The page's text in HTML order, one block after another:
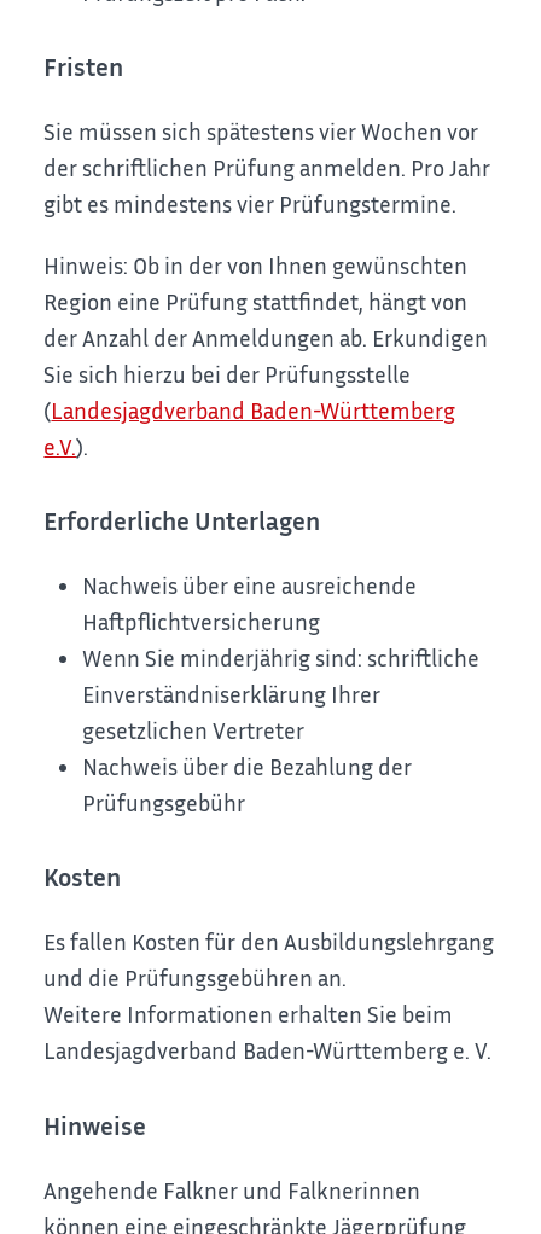
Fristen
Sie müssen sich spätestens vier Wochen vor
der schriftlichen Prüfung anmelden. Pro Jahr
gibt es mindestens vier Prüfungstermine.
Hinweis: Ob in der von Ihnen gewünschten
Region eine Prüfung stattfindet, hängt von
der Anzahl der Anmeldungen ab. Erkundigen
Sie sich hierzu bei der Prüfungsstelle
(Landesjagdverband Baden-Württemberg
e.V.).
Erforderliche Unterlagen
Nachweis über eine ausreichende
Haftpflichtversicherung
Wenn Sie minderjährig sind: schriftliche
Einverständniserklärung Ihrer
gesetzlichen Vertreter
Nachweis über die Bezahlung der
Prüfungsgebühr
Kosten
Es fallen Kosten für den Ausbildungslehrgang
und die Prüfungsgebühren an.
Weitere Informationen erhalten Sie beim
Landesjagdverband Baden-Württemberg e. V.
Hinweise
Angehende Falkner und Falknerinnen
können eine eingeschränkte Jägerprüfung